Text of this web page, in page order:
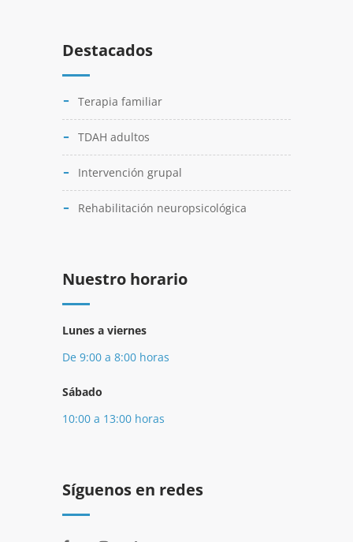
Destacados
Terapia familiar
TDAH adultos
Intervención grupal
Rehabilitación neuropsicológica
Nuestro horario
Lunes a viernes
De 9:00 a 8:00 horas
Sábado
10:00 a 13:00 horas
Síguenos en redes